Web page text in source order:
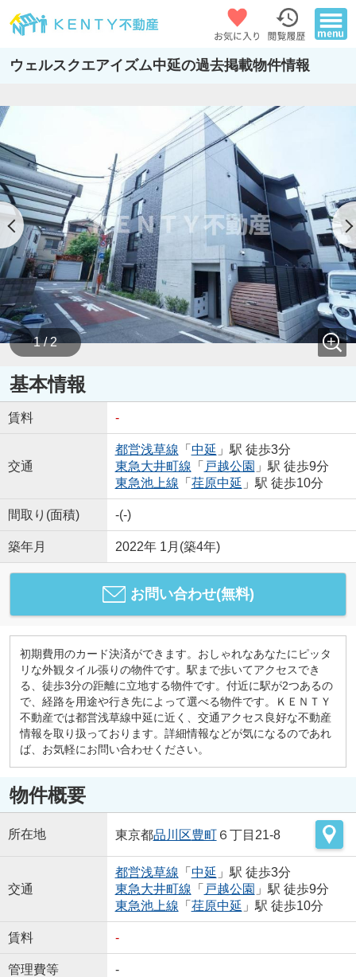
ウェルスクエアイズム中延の過去掲載物件情報
1 / 2
基本情報
賃料 -
交通
都営浅草線 「 中延 」駅 徒歩3分
東急大井町線 「 戸越公園 」駅 徒歩9分
東急池上線 「 荏原中延 」駅 徒歩10分
間取り(面積) -(-)
築年月 2022年 1月(築4年)
お問い合わせ(無料)
初期費用のカード決済ができます。おしゃれなあなたにピッタ
リな外観タイル張りの物件です。駅まで歩いてアクセスでき
る、徒歩3分の距離に立地する物件です。付近に駅が2つあるの
で、経路を用途や行き先によって選べる物件です。ＫＥＮＴＹ
不動産では都営浅草線中延に近く、交通アクセス良好な不動産
情報を取り扱っております。詳細情報などが気になるのであれ
ば、お気軽にお問い合わせください。
物件概要
所在地 東京都品川区豊町６丁目21-8
交通
都営浅草線 「 中延 」駅 徒歩3分
東急大井町線 「 戸越公園 」駅 徒歩9分
東急池上線 「 荏原中延 」駅 徒歩10分
賃料 -
管理費等 -